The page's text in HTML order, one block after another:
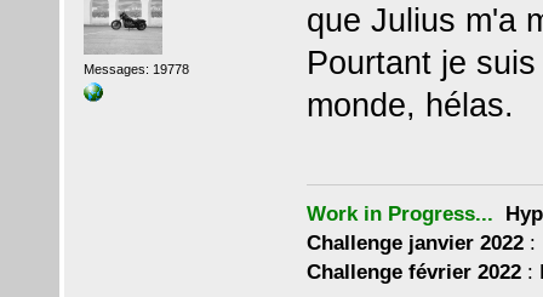
Messages: 19778
que Julius m'a
Pourtant je
monde, hélas.
Work in Progress...
Challenge janvier 2022:
Challenge février 2022: